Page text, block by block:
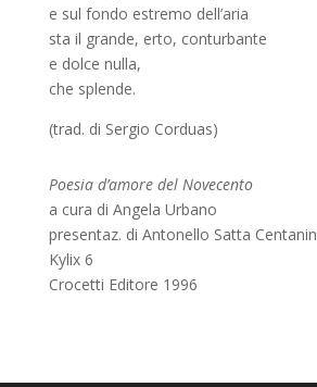
e sul fondo estremo dell’aria
sta il grande, erto, conturbante
e dolce nulla,
che splende.
(trad. di Sergio Corduas)
Poesia d’amore del Novecento
a cura di Angela Urbano
presentaz. di Antonello Satta Centanin
Kylix 6
Crocetti Editore 1996